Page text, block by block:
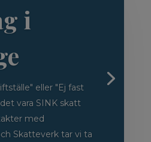
i
eller "Ej fast
vara SINK skatt
med
Skatteverk tar vi ta